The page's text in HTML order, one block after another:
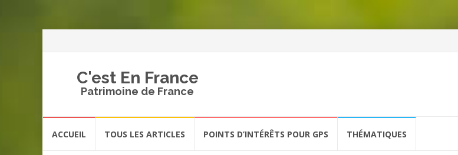
C'est En France
Patrimoine de France
ACCUEIL TOUS LES ARTICLES POINTS D’INTÉRÊTS POUR GPS THÉMATIQUES